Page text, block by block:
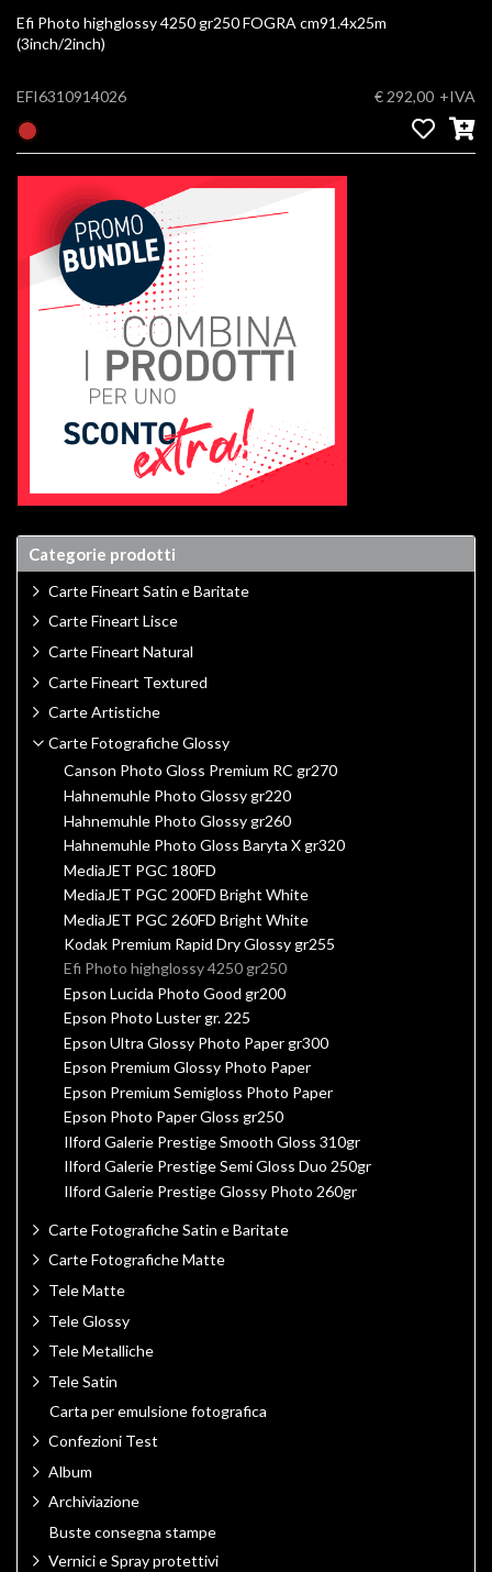
Efi Photo highglossy 4250 gr250 FOGRA cm91.4x25m
(3inch/2inch)
EFI6310914026 € 292,00 +IVA
Categorie prodotti
Carte Fineart Satin e Baritate
Carte Fineart Lisce
Carte Fineart Natural
Carte Fineart Textured
Carte Artistiche
Carte Fotografiche Glossy
Canson Photo Gloss Premium RC gr270
Hahnemuhle Photo Glossy gr220
Hahnemuhle Photo Glossy gr260
Hahnemuhle Photo Gloss Baryta X gr320
MediaJET PGC 180FD
MediaJET PGC 200FD Bright White
MediaJET PGC 260FD Bright White
Kodak Premium Rapid Dry Glossy gr255
Efi Photo highglossy 4250 gr250
Epson Lucida Photo Good gr200
Epson Photo Luster gr. 225
Epson Ultra Glossy Photo Paper gr300
Epson Premium Glossy Photo Paper
Epson Premium Semigloss Photo Paper
Epson Photo Paper Gloss gr250
Ilford Galerie Prestige Smooth Gloss 310gr
Ilford Galerie Prestige Semi Gloss Duo 250gr
Ilford Galerie Prestige Glossy Photo 260gr
Carte Fotografiche Satin e Baritate
Carte Fotografiche Matte
Tele Matte
Tele Glossy
Tele Metalliche
Tele Satin
Carta per emulsione fotografica
Confezioni Test
Album
Archiviazione
Buste consegna stampe
Vernici e Spray protettivi